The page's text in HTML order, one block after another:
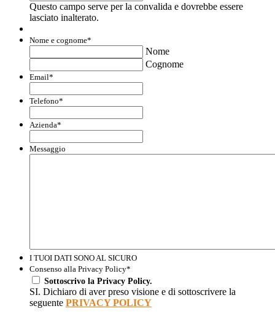
Questo campo serve per la convalida e dovrebbe essere
lasciato inalterato.
Nome e cognome*
Nome
Cognome
Email*
Telefono*
Azienda*
Messaggio
I TUOI DATI SONO AL SICURO
Consenso alla Privacy Policy*
Sottoscrivo la Privacy Policy.
SI. Dichiaro di aver preso visione e di sottoscrivere la
seguente PRIVACY POLICY